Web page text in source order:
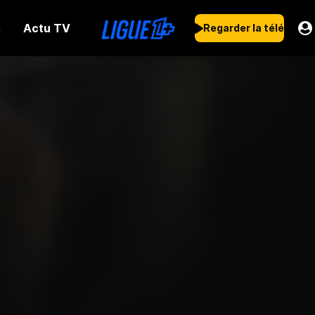
Actu TV Regarder la télé